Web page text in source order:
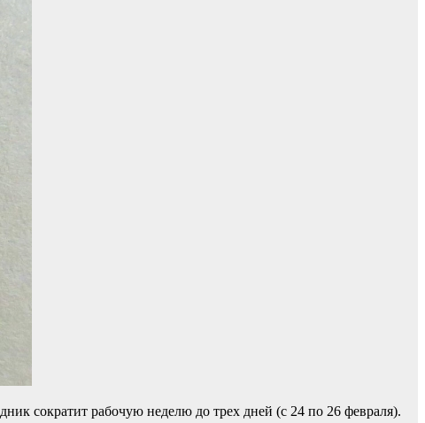
сократит рабочую неделю до трех дней (с 24 по 26 февраля).